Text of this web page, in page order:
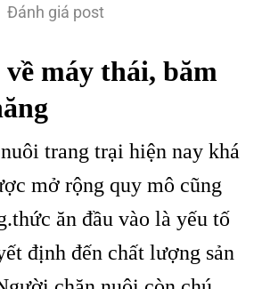
Đánh giá post
máy thái, băm
trang trại hiện nay khá
mở rộng quy mô cũng
ăn đầu vào là yếu tố
định đến chất lượng sản